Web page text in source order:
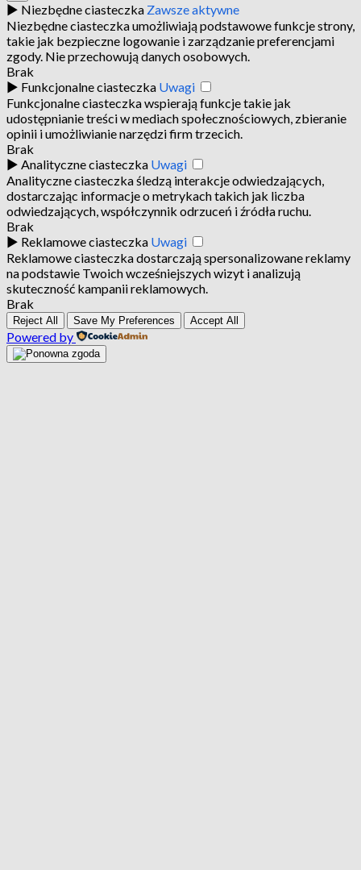
► Niezbędne ciasteczka Zawsze aktywne
Niezbędne ciasteczka umożliwiają podstawowe funkcje strony,
takie jak bezpieczne logowanie i zarządzanie preferencjami
zgody. Nie przechowują danych osobowych.
Brak
► Funkcjonalne ciasteczka Uwagi
Funkcjonalne ciasteczka wspierają funkcje takie jak
udostępnianie treści w mediach społecznościowych, zbieranie
opinii i umożliwianie narzędzi firm trzecich.
Brak
► Analityczne ciasteczka Uwagi
Analityczne ciasteczka śledzą interakcje odwiedzających,
dostarczając informacje o metrykach takich jak liczba
odwiedzających, współczynnik odrzuceń i źródła ruchu.
Brak
► Reklamowe ciasteczka Uwagi
Reklamowe ciasteczka dostarczają spersonalizowane reklamy
na podstawie Twoich wcześniejszych wizyt i analizują
skuteczność kampanii reklamowych.
Brak
Reject All Save My Preferences Accept All
Powered by